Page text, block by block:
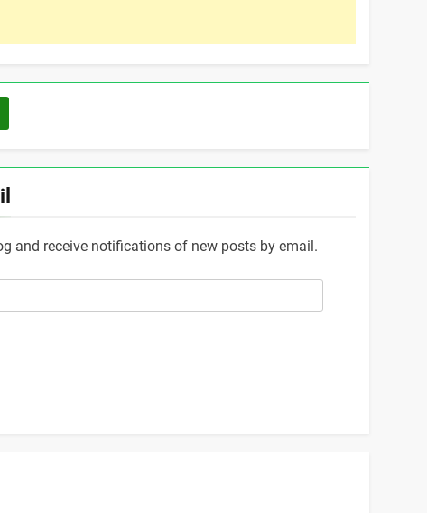
and receive notifications of new posts by email.